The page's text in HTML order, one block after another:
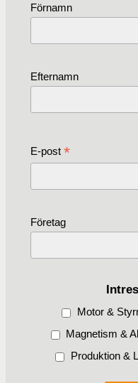
Förnamn
Efternamn
E-post *
Företag
Motor &
Magnetism &
Produktion &